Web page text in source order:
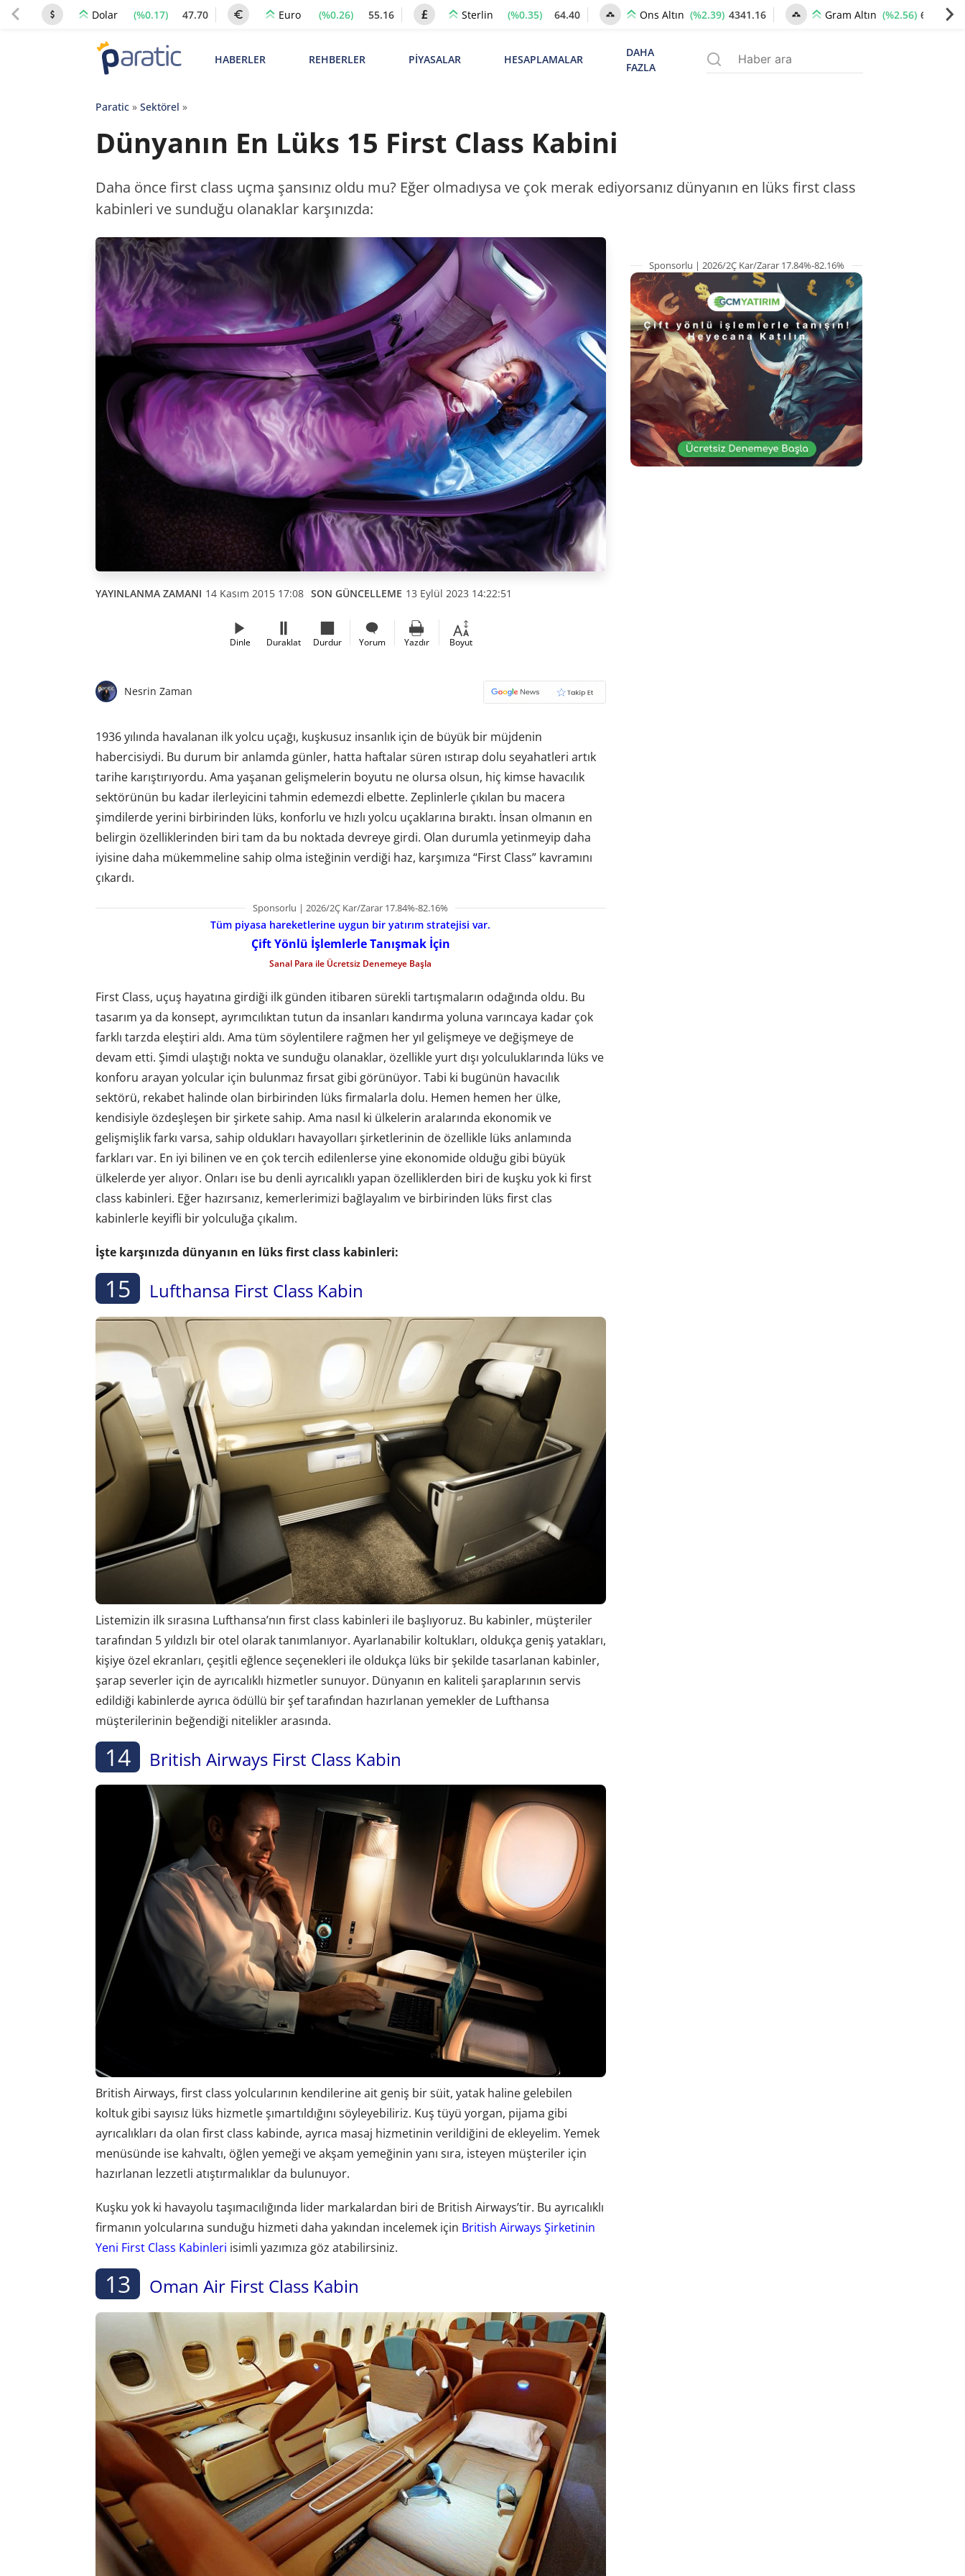
Dolar (%0.17) 47.70 Euro (%0.26) 55.16 Sterlin (%0.35) 64.40 Ons Altın (%2.39) 4341.16 Gram Altın (%2.56) 6658.67
HABERLER REHBERLER PİYASALAR HESAPLAMALAR
DAHA
FAZLA
Paratic» Sektörel »
Dünyanın En Lüks 15 First Class Kabini
Daha önce first class uçma şansınız oldu mu? Eğer olmadıysa ve çok merak ediyorsanız dünyanın en lüks first class
kabinleri ve sunduğu olanaklar karşınızda:
YAYINLANMA ZAMANI 14 Kasım 2015 17:08 SON GÜNCELLEME 13 Eylül 2023 14:22:51
Dinle Duraklat Durdur Yorum Yazdır Boyut
Nesrin Zaman
1936 yılında havalanan ilk yolcu uçağı, kuşkusuz insanlık için de büyük bir müjdenin
habercisiydi. Bu durum bir anlamda günler, hatta haftalar süren ıstırap dolu seyahatleri artık
tarihe karıştırıyordu. Ama yaşanan gelişmelerin boyutu ne olursa olsun, hiç kimse havacılık
sektörünün bu kadar ilerleyicini tahmin edemezdi elbette. Zeplinlerle çıkılan bu macera
şimdilerde yerini birbirinden lüks, konforlu ve hızlı yolcu uçaklarına bıraktı. İnsan olmanın en
belirgin özelliklerinden biri tam da bu noktada devreye girdi. Olan durumla yetinmeyip daha
iyisine daha mükemmeline sahip olma isteğinin verdiği haz, karşımıza “First Class” kavramını
çıkardı.
Sponsorlu | 2026/2Ç Kar/Zarar 17.84%-82.16%
Tüm piyasa hareketlerine uygun bir yatırım stratejisi var.
Çift Yönlü İşlemlerle Tanışmak İçin
Sanal Para ile Ücretsiz Denemeye Başla
First Class, uçuş hayatına girdiği ilk günden itibaren sürekli tartışmaların odağında oldu. Bu
tasarım ya da konsept, ayrımcılıktan tutun da insanları kandırma yoluna varıncaya kadar çok
farklı tarzda eleştiri aldı. Ama tüm söylentilere rağmen her yıl gelişmeye ve değişmeye de
devam etti. Şimdi ulaştığı nokta ve sunduğu olanaklar, özellikle yurt dışı yolculuklarında lüks ve
konforu arayan yolcular için bulunmaz fırsat gibi görünüyor. Tabi ki bugünün havacılık
sektörü, rekabet halinde olan birbirinden lüks firmalarla dolu. Hemen hemen her ülke,
kendisiyle özdeşleşen bir şirkete sahip. Ama nasıl ki ülkelerin aralarında ekonomik ve
gelişmişlik farkı varsa, sahip oldukları havayolları şirketlerinin de özellikle lüks anlamında
farkları var. En iyi bilinen ve en çok tercih edilenlerse yine ekonomide olduğu gibi büyük
ülkelerde yer alıyor. Onları ise bu denli ayrıcalıklı yapan özelliklerden biri de kuşku yok ki first
class kabinleri. Eğer hazırsanız, kemerlerimizi bağlayalım ve birbirinden lüks first clas
kabinlerle keyifli bir yolculuğa çıkalım.
İşte karşınızda dünyanın en lüks first class kabinleri:
15 Lufthansa First Class Kabin
Listemizin ilk sırasına Lufthansa’nın first class kabinleri ile başlıyoruz. Bu kabinler, müşteriler
tarafından 5 yıldızlı bir otel olarak tanımlanıyor. Ayarlanabilir koltukları, oldukça geniş yatakları,
kişiye özel ekranları, çeşitli eğlence seçenekleri ile oldukça lüks bir şekilde tasarlanan kabinler,
şarap severler için de ayrıcalıklı hizmetler sunuyor. Dünyanın en kaliteli şaraplarının servis
edildiği kabinlerde ayrıca ödüllü bir şef tarafından hazırlanan yemekler de Lufthansa
müşterilerinin beğendiği nitelikler arasında.
14 British Airways First Class Kabin
British Airways, first class yolcularının kendilerine ait geniş bir süit, yatak haline gelebilen
koltuk gibi sayısız lüks hizmetle şımartıldığını söyleyebiliriz. Kuş tüyü yorgan, pijama gibi
ayrıcalıkları da olan first class kabinde, ayrıca masaj hizmetinin verildiğini de ekleyelim. Yemek
menüsünde ise kahvaltı, öğlen yemeği ve akşam yemeğinin yanı sıra, isteyen müşteriler için
hazırlanan lezzetli atıştırmalıklar da bulunuyor.
Kuşku yok ki havayolu taşımacılığında lider markalardan biri de British Airways’tir. Bu ayrıcalıklı
firmanın yolcularına sunduğu hizmeti daha yakından incelemek için British Airways Şirketinin
Yeni First Class Kabinleri isimli yazımıza göz atabilirsiniz.
13 Oman Air First Class Kabin
Sponsorlu | 2026/2Ç Kar/Zarar 17.84%-82.16%